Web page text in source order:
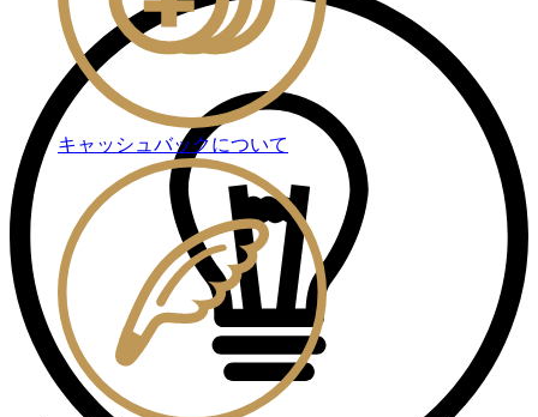
キャッシュバックについて